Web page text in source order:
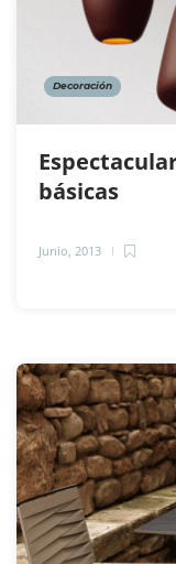
Decoración
básicas
Junio, 2013